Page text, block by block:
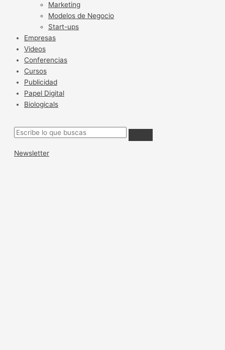
Marketing
Modelos de Negocio
Start-ups
Empresas
Videos
Conferencias
Cursos
Publicidad
Papel Digital
Biologicals
Newsletter